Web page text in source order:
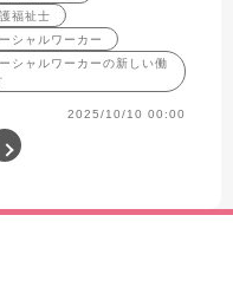
福祉士
シャルワーカー
シャルワーカーの新しい働
2025/10/10 00:00